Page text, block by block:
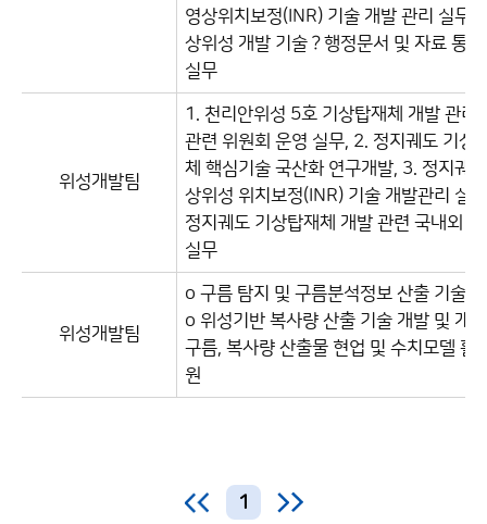
영상위치보정(INR) 기술 개발 관리 실무
상위성 개발 기술？행정문서 및 자료 통
실무
위성개발팀
1. 천리안위성 5호 기상탑재체 개발 관리
관련 위원회 운영 실무, 2. 정지궤도 기상
체 핵심기술 국산화 연구개발, 3. 정지궤
상위성 위치보정(INR) 기술 개발관리 실
정지궤도 기상탑재체 개발 관련 국내외
실무
위성개발팀
o 구름 탐지 및 구름분석정보 산출 기술
o 위성기반 복사량 산출 기술 개발 및 개
구름, 복사량 산출물 현업 및 수치모델 활
원
1